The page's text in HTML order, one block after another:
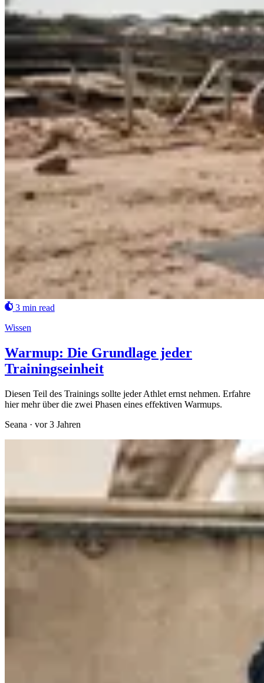
3 min read
Wissen
Warmup: Die Grundlage jeder
Trainingseinheit
Diesen Teil des Trainings sollte jeder Athlet ernst nehmen. Erfahre
hier mehr über die zwei Phasen eines effektiven Warmups.
Seana · vor 3 Jahren